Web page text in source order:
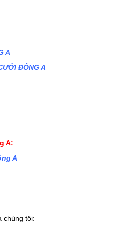
A
ĐÔNG A
A:
A
chúng tôi: